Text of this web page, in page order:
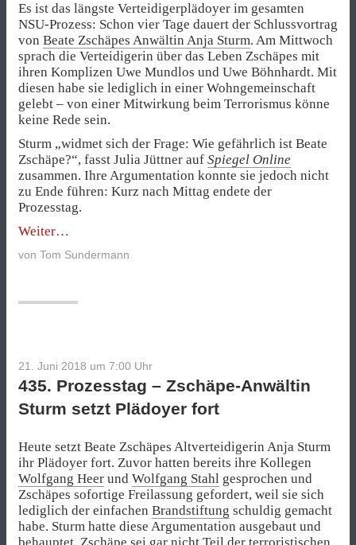
Es ist das längste Verteidigerplädoyer im gesamten
NSU-Prozess: Schon vier Tage dauert der Schlussvortrag
von Beate Zschäpes Anwältin Anja Sturm. Am Mittwoch
sprach die Verteidigerin über das Leben Zschäpes mit
ihren Komplizen Uwe Mundlos und Uwe Böhnhardt. Mit
diesen habe sie lediglich in einer Wohngemeinschaft
gelebt – von einer Mitwirkung beim Terrorismus könne
keine Rede sein.
Sturm „widmet sich der Frage: Wie gefährlich ist Beate
Zschäpe?“, fasst Julia Jüttner auf Spiegel Online
zusammen. Ihre Argumentation konnte sie jedoch nicht
zu Ende führen: Kurz nach Mittag endete der
Prozesstag.
Weiter„Anja
Starker
Medienlog
vom
Donnerstag,
2018“
von Tom Sundermann
21. Juni 2018 um 7:00 Uhr
435. Prozesstag – Zschäpe-Anwältin
Sturm setzt Plädoyer fort
Heute setzt Beate Zschäpes Altverteidigerin Anja Sturm
ihr Plädoyer fort. Zuvor hatten bereits ihre Kollegen
Wolfgang Heer und Wolfgang Stahl gesprochen und
Zschäpes sofortige Freilassung gefordert, weil sie sich
lediglich der einfachen Brandstiftung schuldig gemacht
habe. Sturm hatte diese Argumentation ausgebaut und
behauptet, Zschäpe sei gar nicht Teil der terroristischen